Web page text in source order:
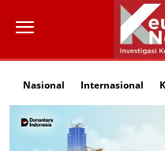
Nasional Internasional